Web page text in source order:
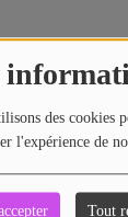
des cookies
l'expérience de
Tout